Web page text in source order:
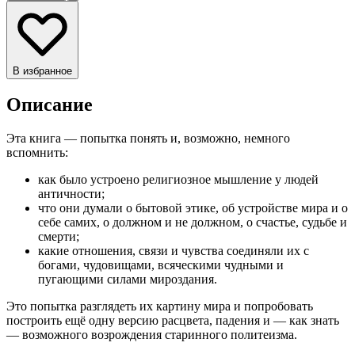
В избранное
Описание
Эта книга — попытка понять и, возможно, немного
вспомнить:
как было устроено религиозное мышление у людей
античности;
что они думали о бытовой этике, об устройстве мира и о
себе самих, о должном и не должном, о счастье, судьбе и
смерти;
какие отношения, связи и чувства соединяли их с
богами, чудовищами, всяческими чудными и
пугающими силами мироздания.
Это попытка разглядеть их картину мира и попробовать
построить ещё одну версию расцвета, падения и — как знать
— возможного возрождения старинного политеизма.